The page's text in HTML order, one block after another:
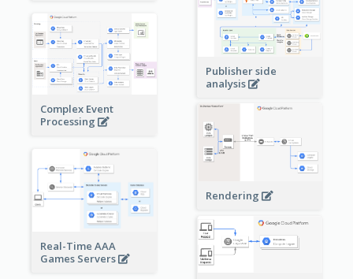
Publisher side
analysis
Complex Event
Processing
Rendering
Real-Time AAA
Games Servers